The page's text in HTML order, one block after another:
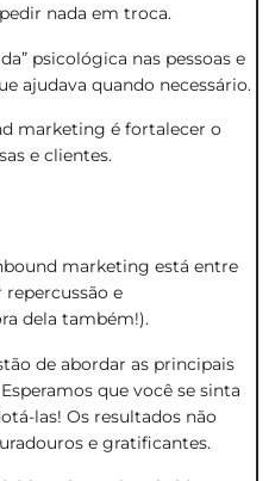
nada em troca.
psicológica nas pessoas e
ajudava quando necessário.
marketing é fortalecer o
e clientes.
marketing está entre
repercussão e
dela também!).
de abordar as principais
que você se sinta
las! Os resultados não
e gratificantes.